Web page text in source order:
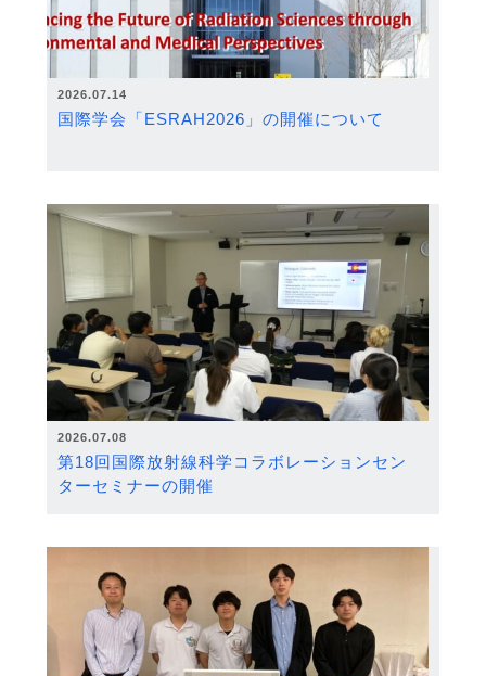
2026.07.14
国際学会「ESRAH2026」の開催について
2026.07.08
第18回国際放射線科学コラボレーションセン
ターセミナーの開催